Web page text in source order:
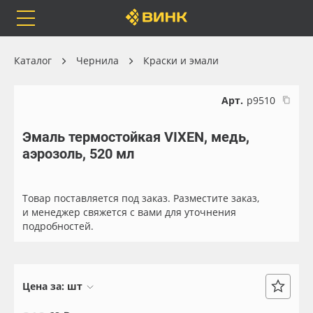
Каталог
Бренды
Оплата
Весь каталог
Самоклеящиеся плёнки
Чернила
Каталог Чернила Краски и эмали
Арт. р9510
Эмаль термостойкая VIXEN, медь,
аэрозоль, 520 мл
Товар поставляется под заказ. Разместите заказ,
и менеджер свяжется с вами для уточнения
подробностей.
Цена за: шт